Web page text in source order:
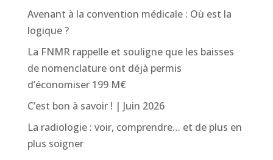
Avenant à la convention médicale : Où est la
logique ?
La FNMR rappelle et souligne que les baisses
de nomenclature ont déjà permis
d’économiser 199 M€
C’est bon à savoir ! | Juin 2026
La radiologie : voir, comprendre… et de plus en
plus soigner